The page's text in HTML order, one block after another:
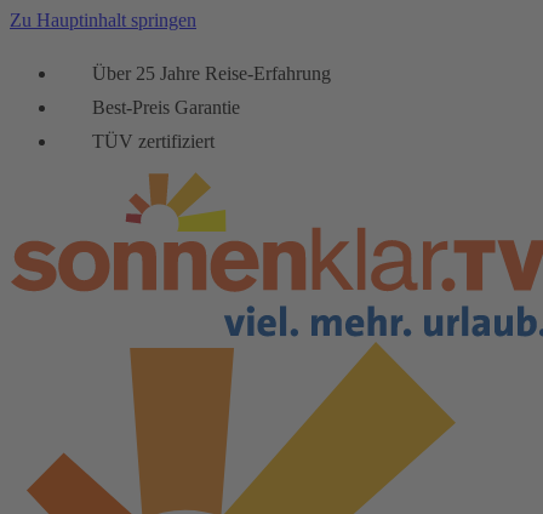
Zu Hauptinhalt springen
Über 25 Jahre Reise-Erfahrung
Best-Preis Garantie
TÜV zertifiziert